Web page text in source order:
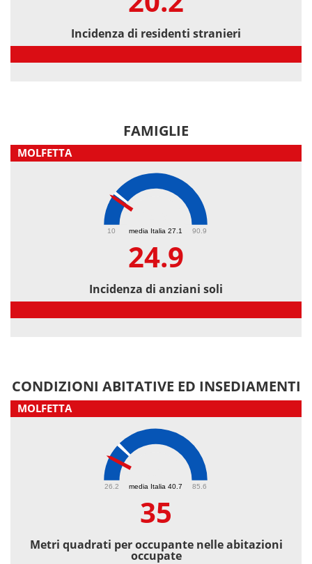
Incidenza di residenti stranieri
FAMIGLIE
MOLFETTA
media Italia 27.1
10 90.9
24.9
Incidenza di anziani soli
CONDIZIONI ABITATIVE ED INSEDIAMENTI
MOLFETTA
media Italia 40.7
26.2 85.6
35
Metri quadrati per occupante nelle abitazioni
occupate